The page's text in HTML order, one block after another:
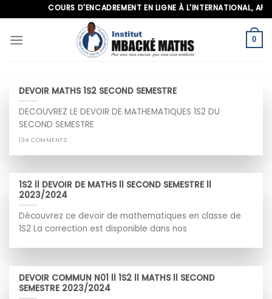
to
content
COURS D'ENCADREMENT EN LIGNE À L'INTERNATIONAL,
0
DEVOIR MATHS 1S2 SECOND SEMESTRE
DECOUVREZ LE DEVOIR DE MATHEMATIQUES 1S2 DU
SECOND SEMESTRE
134 COMMENTS
1S2 ll DEVOIR DE MATHS ll SECOND SEMESTRE ll
2023/2024
Découvrez ce devoir de mathematiques en classe de
1S2 La correction est disponible dans nos
DEVOIR COMMUN N01 ll 1S2 ll MATHS ll SECOND
SEMESTRE 2023/2024